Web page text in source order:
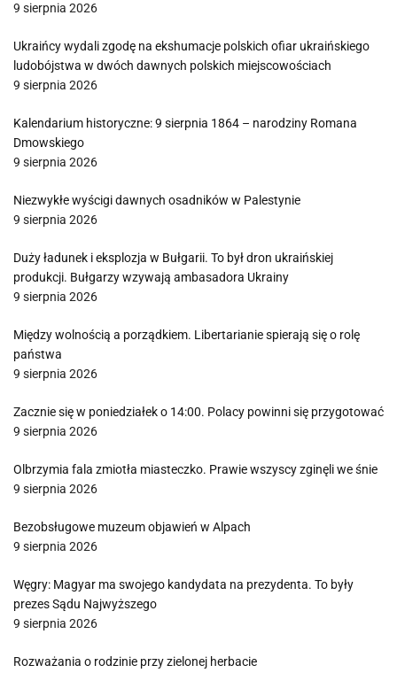
9 sierpnia 2026
Ukraińcy wydali zgodę na ekshumacje polskich ofiar ukraińskiego
ludobójstwa w dwóch dawnych polskich miejscowościach
9 sierpnia 2026
Kalendarium historyczne: 9 sierpnia 1864 – narodziny Romana
Dmowskiego
9 sierpnia 2026
Niezwykłe wyścigi dawnych osadników w Palestynie
9 sierpnia 2026
Duży ładunek i eksplozja w Bułgarii. To był dron ukraińskiej
produkcji. Bułgarzy wzywają ambasadora Ukrainy
9 sierpnia 2026
Między wolnością a porządkiem. Libertarianie spierają się o rolę
państwa
9 sierpnia 2026
Zacznie się w poniedziałek o 14:00. Polacy powinni się przygotować
9 sierpnia 2026
Olbrzymia fala zmiotła miasteczko. Prawie wszyscy zginęli we śnie
9 sierpnia 2026
Bezobsługowe muzeum objawień w Alpach
9 sierpnia 2026
Węgry: Magyar ma swojego kandydata na prezydenta. To były
prezes Sądu Najwyższego
9 sierpnia 2026
Rozważania o rodzinie przy zielonej herbacie